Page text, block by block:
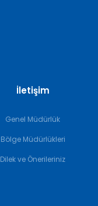
İletişim
Genel Müdürlük
Bölge Müdürlükleri
Dilek ve Önerileriniz